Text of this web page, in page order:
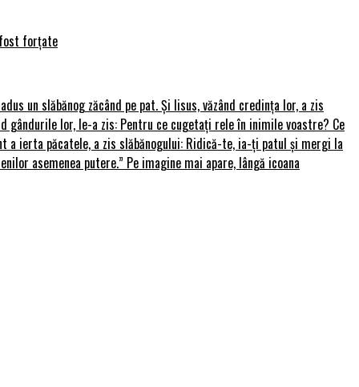
forțate
un slăbănog zăcând pe pat. Și Iisus, văzând credința lor, a zis
lor, le-a zis: Pentru ce cugetați rele în inimile voastre? Ce
a ierta păcatele, a zis slăbănogului: Ridică-te, ia-ți patul și mergi la
asemenea putere.” Pe imagine mai apare, lângă icoana